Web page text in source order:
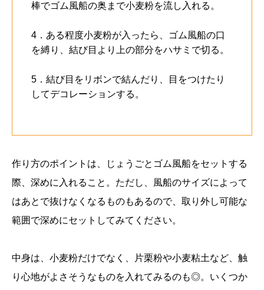
棒でゴム風船の奥まで小麦粉を流し入れる。
4．ある程度小麦粉が入ったら、ゴム風船の口
を縛り、結び目より上の部分をハサミで切る。
5．結び目をリボンで結んだり、目をつけたり
してデコレーションする。
作り方のポイントは、じょうごとゴム風船をセットする
際、深めに入れること。ただし、風船のサイズによって
はあとで抜けなくなるものもあるので、取り外し可能な
範囲で深めにセットしてみてください。
中身は、小麦粉だけでなく、片栗粉や小麦粘土など、触
り心地がよさそうなものを入れてみるのも◎。いくつか